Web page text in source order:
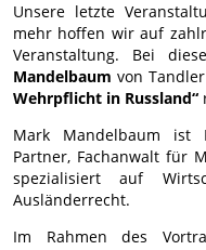
Unsere letzte
mehr hoffen wir auf
Veranstaltung. Bei
Mandelbaum von
Wehrpflicht in Russland“
Mark Mandelbaum ist
Partner, Fachanwalt für
spezialisiert auf
Ausländerrecht.
Im Rahmen des